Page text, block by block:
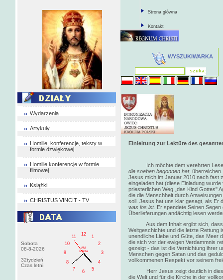
Wydarzenia
Artykuły
Homilie, konferencje, teksty w
formie dzwiękowej
Homilie konferencje w formie
filmowej
Książki
CHRISTUS VINCIT - TV
Sobota
08-8-2026
32tydzień
Czas letni
1
2
3
4
5
6
7
8
9
10
11
12
AM
sobota
Strona główna
Kontakt
WYSZUKIWARKA
Einleitung zur Lektüre des
Ich möchte dem verehrten
die soeben begonnen hat,
Jesus mich im Januar 2010 nach fast
eingeladen hat (diese Einladung
priesterlichen Weg „das Kind Gottes"
die die Menschheit durch
soll. Jesus hat uns klar gesagt, als Er
was los ist. Er spendete Seinen
Überlieferungen andächtig lesen
Aus dem Inhalt ergibt sich, dass
Weltgeschichte und die letzte Rettung
unendliche Liebe und Güte, das Meer
die sich vor der ewigen Verdammnis
gezeigt - das ist die Vernichtung ihrer
Menschen gegen Satan und das
vollkommenen Respekt vor seinem
Herr Jesus zeigt deutlich in
die Welt und für die Kirche in der